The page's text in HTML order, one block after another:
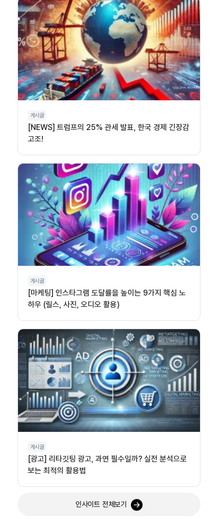
게시글
[NEWS] 트럼프의 25% 관세 발표, 한국 경제 긴장감
고조!
게시글
[마케팅] 인스타그램 도달률을 높이는 9가지 핵심 노
하우 (릴스, 사진, 오디오 활용)
게시글
[광고] 리타깃팅 광고, 과연 필수일까? 실전 분석으로
보는 최적의 활용법
인사이트 전체보기